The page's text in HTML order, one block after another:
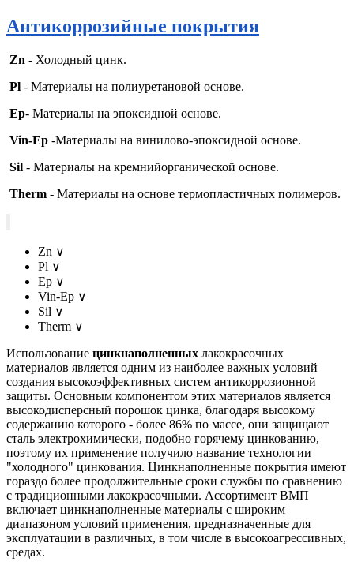
Антикоррозийные покрытия
Zn - Холодный цинк.
Pl - Материалы на полиуретановой основе.
Ep- Материалы на эпоксидной основе.
Vin-Ep -Материалы на винилово-эпоксидной основе.
Sil - Материалы на кремнийорганической основе.
Therm - Материалы на основе термопластичных полимеров.
Zn ∨
Pl ∨
Ep ∨
Vin-Ep ∨
Sil ∨
Therm ∨
Использование цинкнаполненных лакокрасочных
материалов является одним из наиболее важных условий
создания высокоэффективных систем антикоррозионной
защиты. Основным компонентом этих материалов является
высокодисперсный порошок цинка, благодаря высокому
содержанию которого - более 86% по массе, они защищают
сталь электрохимически, подобно горячему цинкованию,
поэтому их применение получило название технологии
"холодного" цинкования. Цинкнаполненные покрытия имеют
гораздо более продолжительные сроки службы по сравнению
с традиционными лакокрасочными. Ассортимент ВМП
включает цинкнаполненные материалы с широким
диапазоном условий применения, предназначенные для
эксплуатации в различных, в том числе в высокоагрессивных,
средах.